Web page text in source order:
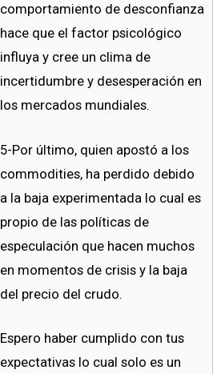
comportamiento de desconfianza
hace que el factor psicológico
influya y cree un clima de
incertidumbre y desesperación en
los mercados mundiales.
5-Por último, quien apostó a los
commodities, ha perdido debido
a la baja experimentada lo cual es
propio de las políticas de
especulación que hacen muchos
en momentos de crisis y la baja
del precio del crudo.
Espero haber cumplido con tus
expectativas lo cual solo es un